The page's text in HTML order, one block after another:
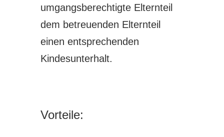
umgangsberechtigte Elternteil
dem betreuenden Elternteil
einen entsprechenden
Kindesunterhalt.
Vorteile: